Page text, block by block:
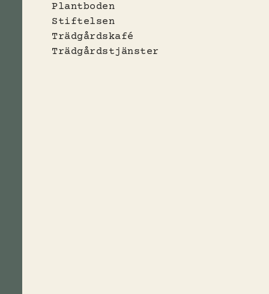
Plantboden
Stiftelsen
Trädgårdskafé
Trädgårdstjänster